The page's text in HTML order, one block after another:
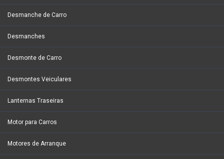
Desmanche de Carro
Desmanches
Desmonte de Carro
Desmontes Veiculares
Lanternas Traseiras
Motor para Carros
Motores de Arranque